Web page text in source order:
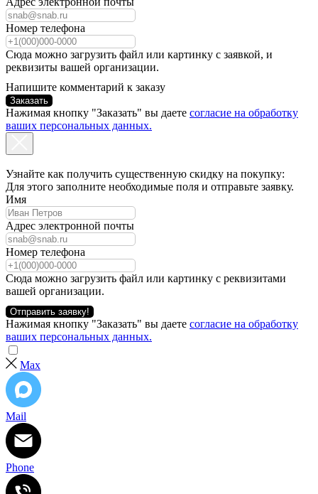
Номер телефона
Сюда можно загрузить файл или картинку с заявкой, и
реквизиты вашей организации.
Напишите комментарий к заказу
Заказать
Нажимая кнопку "Заказать" вы даете согласие на обработку
ваших персональных данных.
Узнайте как получить существенную скидку на покупку:
Для этого заполните необходимые поля и отправьте заявку.
Имя
Адрес электронной почты
Номер телефона
Сюда можно загрузить файл или картинку с реквизитами
вашей организации.
Отправить заявку!
Нажимая кнопку "Заказать" вы даете согласие на обработку
ваших персональных данных.
Max
Mail
Phone